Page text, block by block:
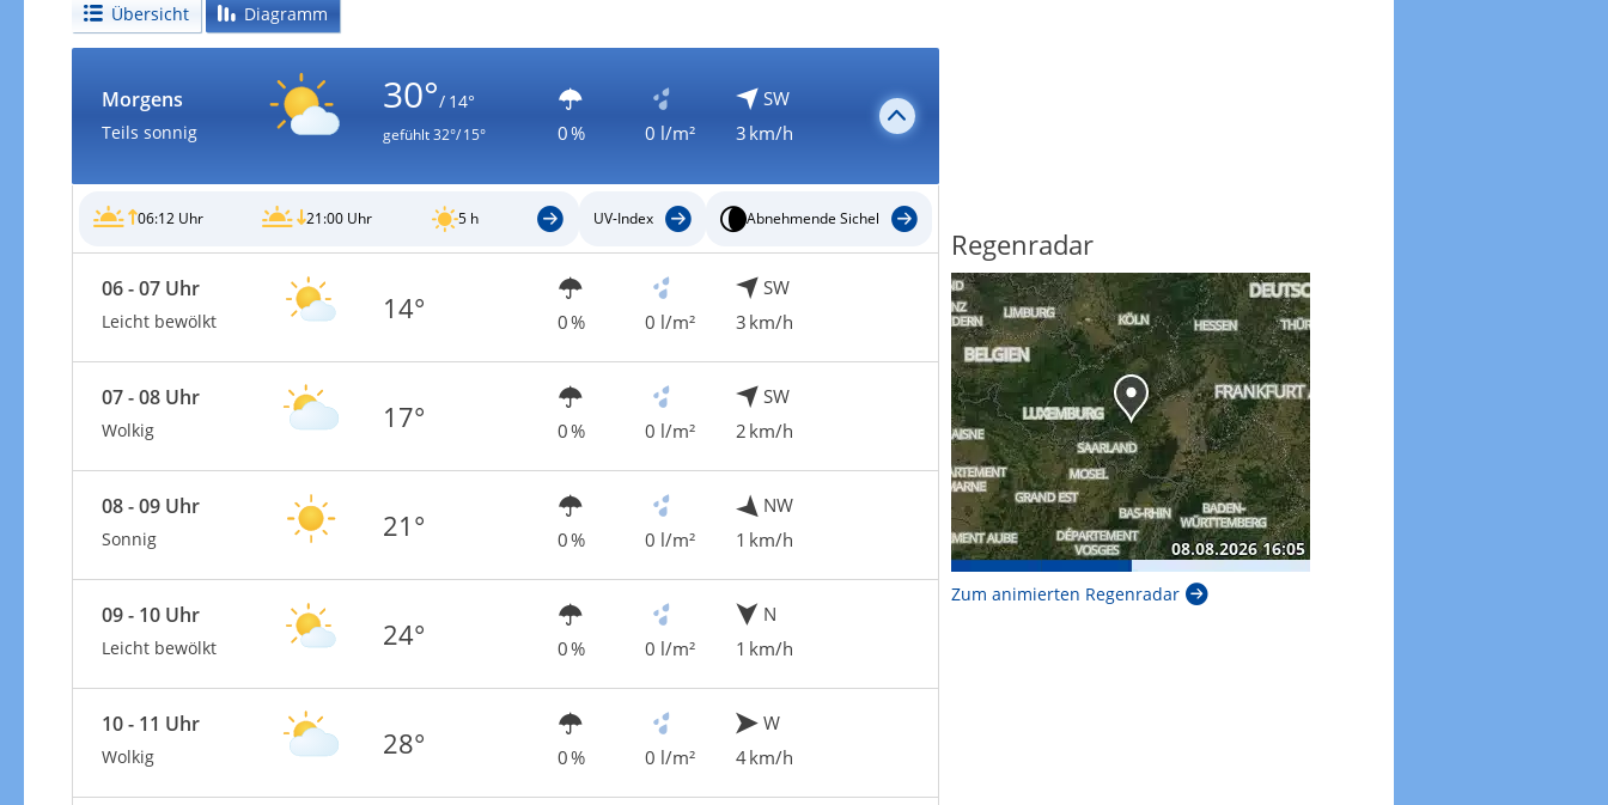
Übersicht Diagramm
Morgens
Teils sonnig
30°/ 14°
gefühlt32°/ 15° 0 % 0 l/m²
SW
3 km/h
06:12 Uhr 21:00 Uhr 5 h UV-Index Abnehmende Sichel
06 - 07 Uhr
Leicht bewölkt 14° 0 % 0 l/m²
SW
3 km/h
07 - 08 Uhr
Wolkig 17° 0 % 0 l/m²
SW
2 km/h
08 - 09 Uhr
Sonnig 21° 0 % 0 l/m²
NW
1 km/h
09 - 10 Uhr
Leicht bewölkt 24° 0 % 0 l/m²
N
1 km/h
10 - 11 Uhr
Wolkig 28° 0 % 0 l/m²
W
4 km/h
Regenradar
Zum animierten Regenradar